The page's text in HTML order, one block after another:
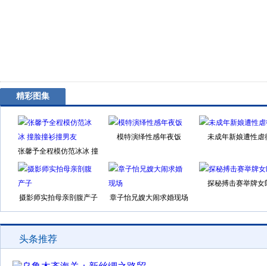
精彩图集
张馨予全程模仿范冰冰 撞
脸撞衫撞男友
模特演绎性感年夜饭 未成年新娘遭性虐
摄影师实拍母亲剖腹产子 章子怡兄嫂大闹求婚现场
探秘搏击赛举牌女
头条推荐